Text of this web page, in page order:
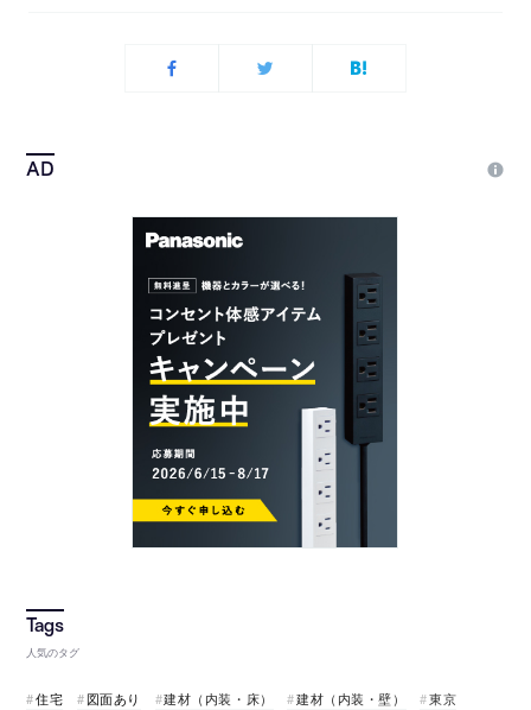
人気のタグ
住宅 図面あり 建材（内装・床） 建材（内装・壁）
東京